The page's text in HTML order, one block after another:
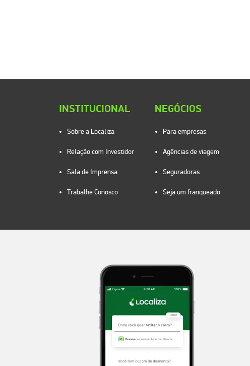
INSTITUCIONAL
Sobre a Localiza
Relação com Investidor
Sala de Imprensa
Trabalhe Conosco
NEGÓCIOS
Para empresas
Agências de viagem
Seguradoras
Seja um franqueado